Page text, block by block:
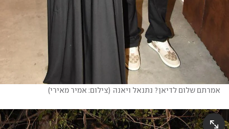
אמרתם שלום לדיאן? נתנאל ויאנה (צילום: אמיר מאירי)